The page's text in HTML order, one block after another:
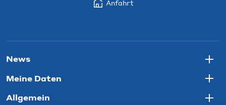
Anfahrt
News
Meine Daten
Allgemein